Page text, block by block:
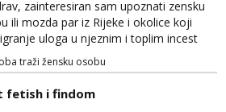
zainteresiran sam upoznati zensku
ili mozda par iz Rijeke i okolice koji
uloga u njeznim i toplim incest
izgled nebitan, bitno je da znas sto
da se volis zabavljati. Javitese na mail,
wapp ili zovite. Samo ozbiljni, hvala
traži žensku osobu
fetish i findom